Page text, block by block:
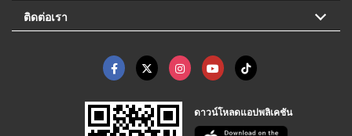
ติดต่อเรา
ดาวน์โหลดแอปพลิเคชัน